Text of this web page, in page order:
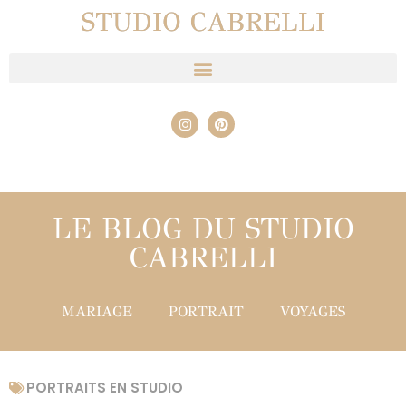
STUDIO CABRELLI
LE BLOG DU STUDIO
CABRELLI
MARIAGE PORTRAIT VOYAGES
PORTRAITS EN STUDIO